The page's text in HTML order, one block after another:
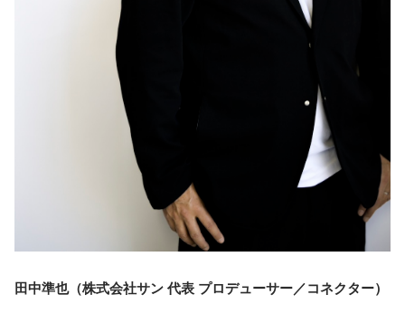
田中準也（株式会社サン 代表 プロデューサー／コネクター）